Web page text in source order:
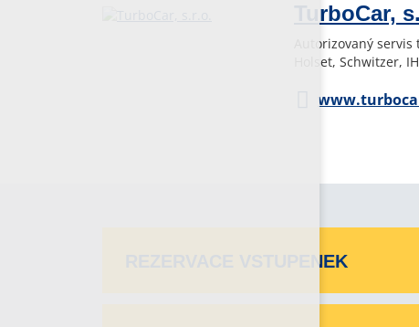
TurboCar,
Autorizovaný
Holset, Schwitzer,
REZERVACE VSTUPENEK